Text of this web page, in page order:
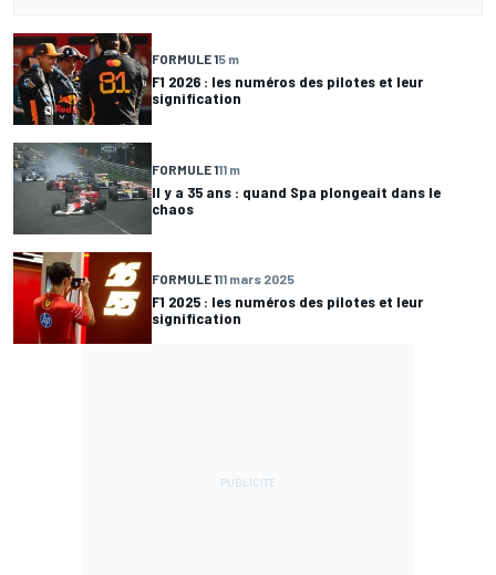
FORMULE 15 m
F1 2026 : les numéros des pilotes et leur
signification
FORMULE 111 m
Il y a 35 ans : quand Spa plongeait dans le
chaos
FORMULE 111 mars 2025
F1 2025 : les numéros des pilotes et leur
signification